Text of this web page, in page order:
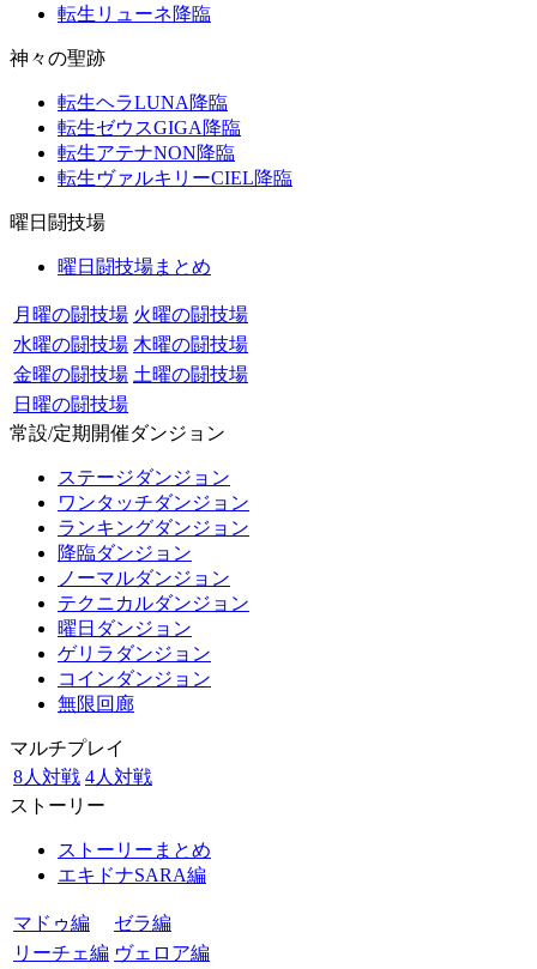
転生リューネ降臨
神々の聖跡
転生ヘラLUNA降臨
転生ゼウスGIGA降臨
転生アテナNON降臨
転生ヴァルキリーCIEL降臨
曜日闘技場
曜日闘技場まとめ
月曜の闘技場 火曜の闘技場
水曜の闘技場 木曜の闘技場
金曜の闘技場 土曜の闘技場
日曜の闘技場
常設/定期開催ダンジョン
ステージダンジョン
ワンタッチダンジョン
ランキングダンジョン
降臨ダンジョン
ノーマルダンジョン
テクニカルダンジョン
曜日ダンジョン
ゲリラダンジョン
コインダンジョン
無限回廊
マルチプレイ
8人対戦 4人対戦
ストーリー
ストーリーまとめ
エキドナSARA編
マドゥ編
ゼラ編
リーチェ編 ヴェロア編